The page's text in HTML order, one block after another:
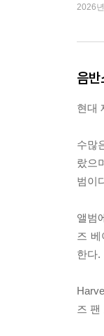
2026
음반
현대
수많
랐으
범이
앨범
즈
한다.
즈